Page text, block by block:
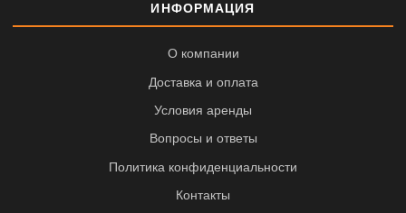
ИНФОРМАЦИЯ
О компании
Доставка и оплата
Условия аренды
Вопросы и ответы
Политика конфиденциальности
Контакты